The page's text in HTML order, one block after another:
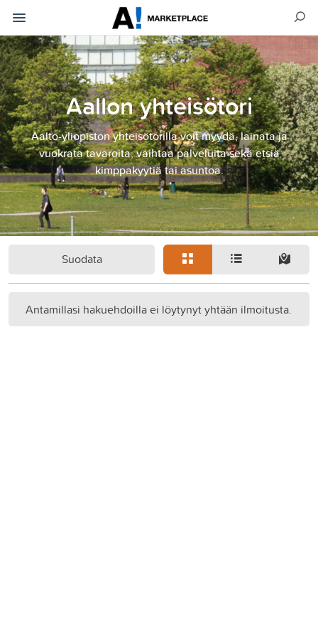
Aallon yhteisötori
Aalto-yliopiston yhteisötorilla voit myydä, lainata ja
vuokrata tavaroita, vaihtaa palveluita sekä etsiä
kimppakyytiä tai asuntoa.
Suodata
Antamillasi hakuehdoilla ei löytynyt yhtään ilmoitusta.